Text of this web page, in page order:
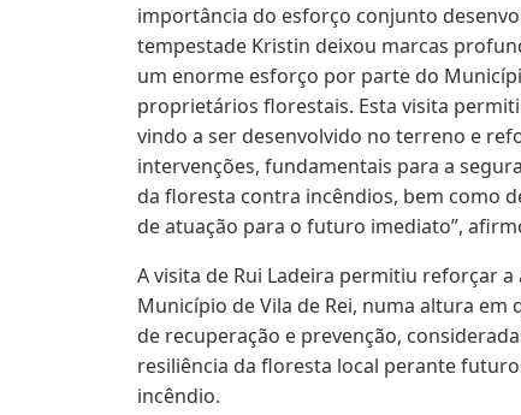
importância do esforço conjunto
tempestade Kristin deixou marcas
um enorme esforço por parte do
proprietários florestais. Esta visita
vindo a ser desenvolvido no terreno e
intervenções, fundamentais para a
da floresta contra incêndios, bem como
de atuação para o futuro imediato”,
A visita de Rui Ladeira permitiu reforçar
Município de Vila de Rei, numa altura
de recuperação e prevenção,
resiliência da floresta local perante
incêndio.